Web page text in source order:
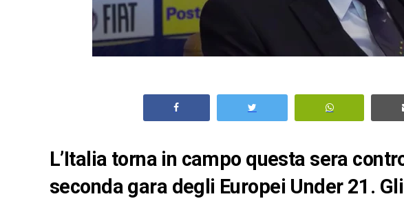
L’Italia torna in campo questa sera
seconda gara degli Europei Under 21.